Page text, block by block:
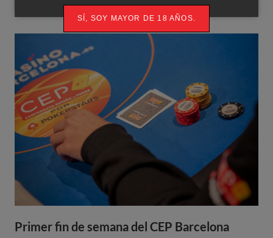
Primer fin de semana del CEP Barcelona
SÍ, SOY MAYOR DE 18 AÑOS.